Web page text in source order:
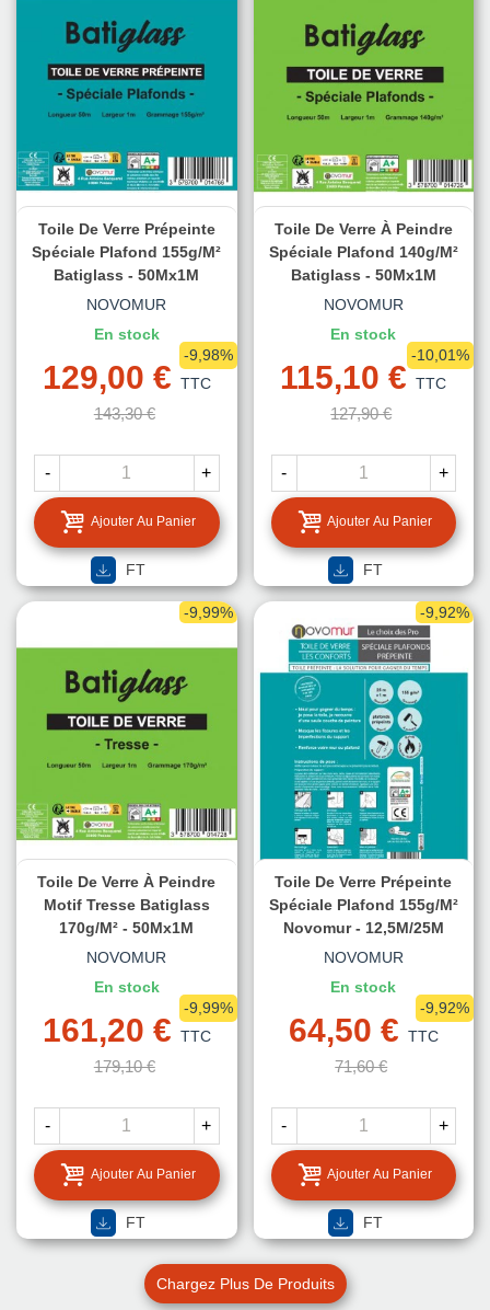
Toile De Verre Prépeinte
Spéciale Plafond 155g/m²
Batiglass - 50Mx1M
NOVOMUR
En stock
129,00 € TTC
143,30 €
-9,98%
- +
Ajouter Au Panier
FT
Toile De Verre À Peindre
Spéciale Plafond 140g/m²
Batiglass - 50Mx1M
NOVOMUR
En stock
115,10 € TTC
127,90 €
-10,01%
- +
Ajouter Au Panier
FT
-9,99%
Toile De Verre À Peindre
Motif Tresse Batiglass
170g/m² - 50Mx1M
NOVOMUR
En stock
161,20 € TTC
179,10 €
-9,99%
- +
Ajouter Au Panier
FT
-9,92%
Toile De Verre Prépeinte
Spéciale Plafond 155g/m²
Novomur - 12,5M/25M
NOVOMUR
En stock
64,50 € TTC
71,60 €
-9,92%
- +
Ajouter Au Panier
FT
Chargez Plus De Produits